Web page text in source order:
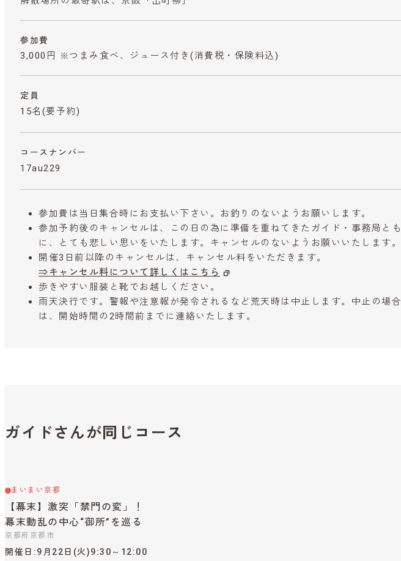
参加費
3,000円 ※つまみ食べ、ジュース付き (消費税・保険料込)
定員
15名(要予約)
コースナンバー
17au229
参加費は当日集合時にお支払い下さい。お釣りのないようお願いします。
参加予約後のキャンセルは、この日の為に準備を重ねてきたガイド・事務局とも
に、とても悲しい思いをいたします。キャンセルのないようお願いいたします。
開催3日前以降のキャンセルは、キャンセル料をいただきます。
⇒キャンセル料について詳しくはこちら
歩きやすい服装と靴でお越しください。
雨天決行です。警報や注意報が発令されるなど荒天時は中止します。中止の場合
は、開始時間の2時間前までに連絡いたします。
ガイドさんが同じコース
まいまい京都
【幕末】激突「禁門の変」！
幕末動乱の中心“御所”を巡る
京都府京都市
開催日
9月22日(火)9:30～12:00